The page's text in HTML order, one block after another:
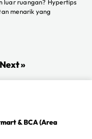
luar ruangan? Hypertips
menarik yang
Next »
& BCA (Area